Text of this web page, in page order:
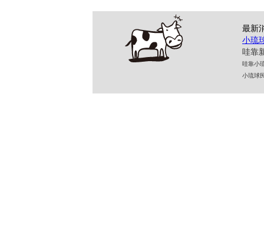
最新
小琉
哇靠
哇靠小
小琉球